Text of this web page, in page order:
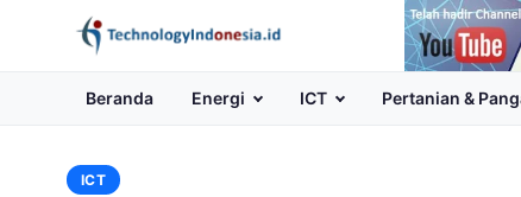
Channel
Youtube
Beranda Energi ICT Pertanian &
ICT